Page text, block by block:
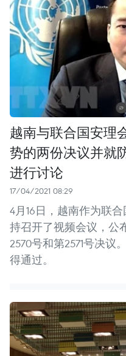
越南与联合国安理
势的两份决议并就
进行讨论
17/04/2021 08:29
4月16日，越南作为联
持召开了视频会议，公
2570号和第2571号决议
得通过。